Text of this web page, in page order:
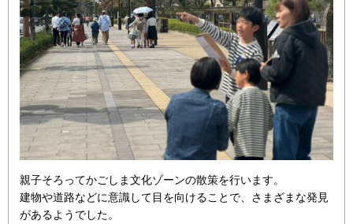
親子そろってかごしま文化ゾーンの散策を行います。
建物や道路などに意識して目を向けることで、さまざまな発見
があるようでした。